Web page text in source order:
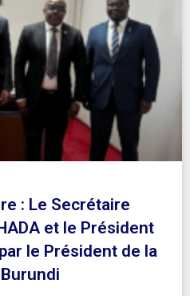
: Le Secrétaire
et le Président
le Président de la